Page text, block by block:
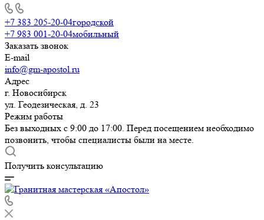
+7 383 205-20-04городской
+7 983 001-20-04мобильный
Заказать звонок
E-mail
info@gm-apostol.ru
Адрес
г. Новосибирск
ул. Геодезическая, д. 23
Режим работы
Без выходных с 9:00 до 17:00. Перед посещением необходимо
позвонить, чтобы специалисты были на месте.
Получить консультацию